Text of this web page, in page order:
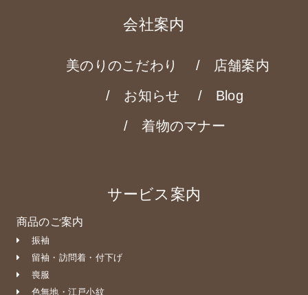
会社案内
美のりのこだわり
店舗案内
お知らせ
Blog
着物のマナー
サービス案内
商品のご案内
振袖
留袖・訪問着・付下げ
喪服
色無地・江戸小紋